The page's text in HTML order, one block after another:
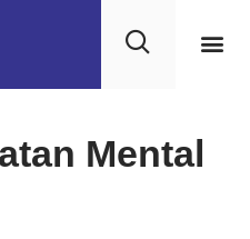
Mental